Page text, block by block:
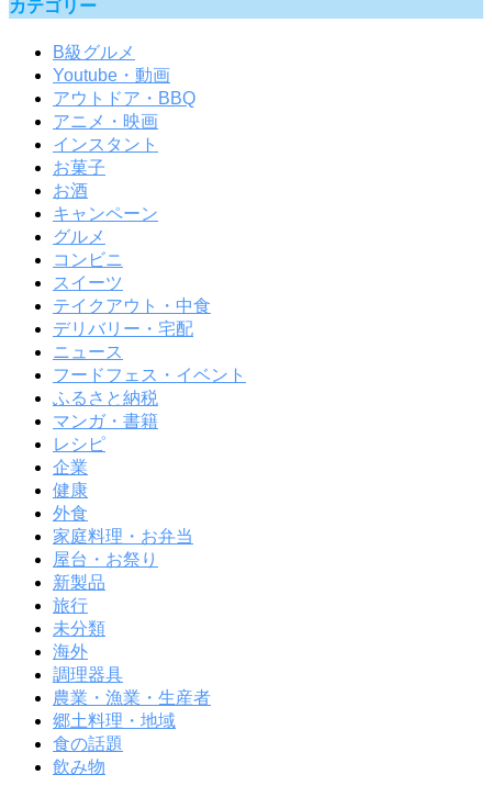
カテゴリー
B級グルメ
Youtube・動画
アウトドア・BBQ
アニメ・映画
インスタント
お菓子
お酒
キャンペーン
グルメ
コンビニ
スイーツ
テイクアウト・中食
デリバリー・宅配
ニュース
フードフェス・イベント
ふるさと納税
マンガ・書籍
レシピ
企業
健康
外食
家庭料理・お弁当
屋台・お祭り
新製品
旅行
未分類
海外
調理器具
農業・漁業・生産者
郷土料理・地域
食の話題
飲み物